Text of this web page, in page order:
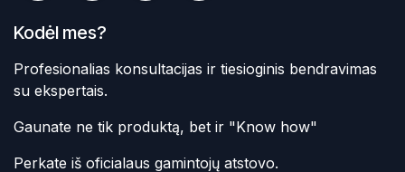
Kodėl mes?
Profesionalias konsultacijas ir tiesioginis bendravimas
su ekspertais.
Gaunate ne tik produktą, bet ir "Know how"
Perkate iš oficialaus gamintojų atstovo.